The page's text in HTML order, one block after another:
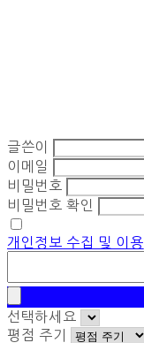
글쓴이
이메일
비밀번호
비밀번호 확인
개인정보 수집 및 이용
선택하세요
평점 주기